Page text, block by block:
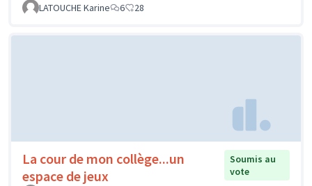
LATOUCHE Karine
6 28
La cour de mon collège...un
espace de jeux
Soumis au
vote